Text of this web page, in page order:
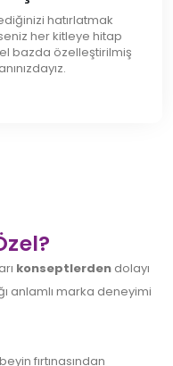
hatırlatmak
her kitleye hitap
bazda özelleştirilmiş
konseptlerden dolayı
anlamlı marka deneyimi
fırtınasından